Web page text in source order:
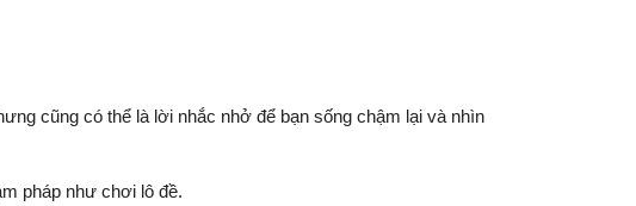
cũng có thể là lời nhắc nhở để bạn sống chậm lại và nhìn
pháp như chơi lô đề.